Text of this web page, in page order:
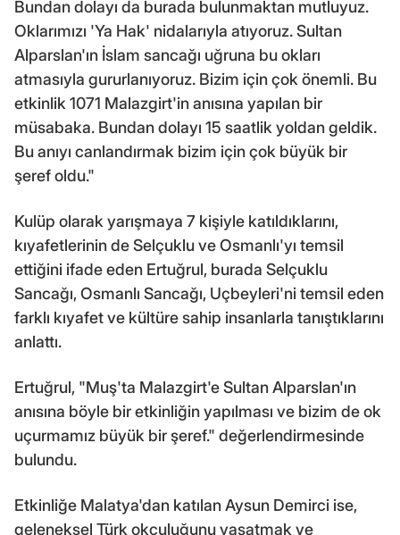
Bundan dolayı da burada bulunmaktan mutluyuz.
Oklarımızı 'Ya Hak' nidalarıyla atıyoruz. Sultan
Alparslan'ın İslam sancağı uğruna bu okları
atmasıyla gururlanıyoruz. Bizim için çok önemli. Bu
etkinlik 1071 Malazgirt'in anısına yapılan bir
müsabaka. Bundan dolayı 15 saatlik yoldan geldik.
Bu anıyı canlandırmak bizim için çok büyük bir
şeref oldu."
Kulüp olarak yarışmaya 7 kişiyle katıldıklarını,
kıyafetlerinin de Selçuklu ve Osmanlı'yı temsil
ettiğini ifade eden Ertuğrul, burada Selçuklu
Sancağı, Osmanlı Sancağı, Uçbeyleri'ni temsil eden
farklı kıyafet ve kültüre sahip insanlarla tanıştıklarını
anlattı.
Ertuğrul, "Muş'ta Malazgirt'e Sultan Alparslan'ın
anısına böyle bir etkinliğin yapılması ve bizim de ok
uçurmamız büyük bir şeref." değerlendirmesinde
bulundu.
Etkinliğe Malatya'dan katılan Aysun Demirci ise,
geleneksel Türk okçuluğunu yaşatmak ve